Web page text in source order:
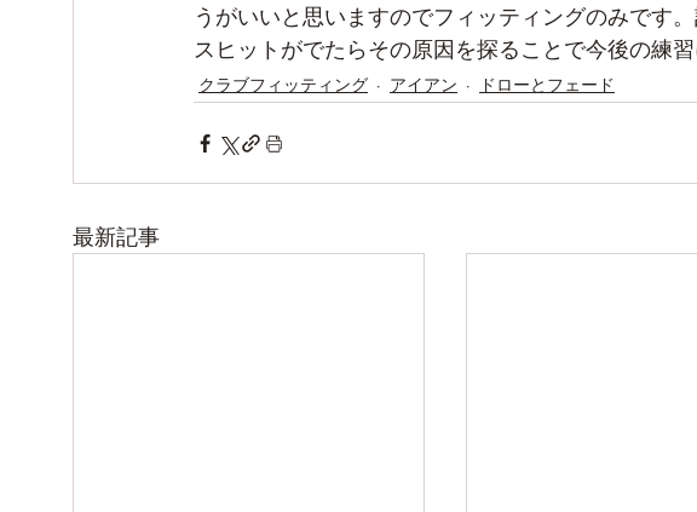
うがいいと思いますのでフィッティングのみです
スヒットがでたらその原因を探ることで今後の練
クラブフィッティング アイアン ドローとフェード
最新記事